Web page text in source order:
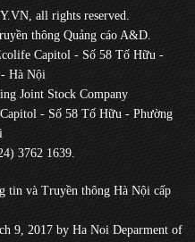
all rights reserved.
thông Quảng cáo A&D.
Capitol - Số 58 Tố Hữu -
Hà Nội
Joint Stock Company
- Số 58 Tố Hữu - Phường
3762 1639.
tin và Truyền thông Hà Nội cấp
9, 2017 by Ha Noi Deparment of